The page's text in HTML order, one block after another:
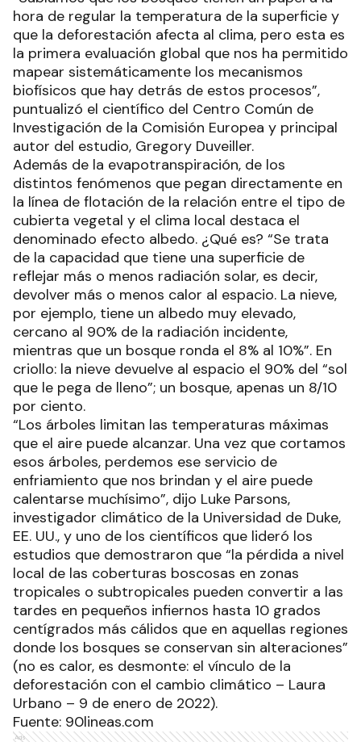
hora de regular la temperatura de la superficie y
que la deforestación afecta al clima, pero esta es
la primera evaluación global que nos ha permitido
mapear sistemáticamente los mecanismos
biofísicos que hay detrás de estos procesos”,
puntualizó el científico del Centro Común de
Investigación de la Comisión Europea y principal
autor del estudio, Gregory Duveiller.
Además de la evapotranspiración, de los
distintos fenómenos que pegan directamente en
la línea de flotación de la relación entre el tipo de
cubierta vegetal y el clima local destaca el
denominado efecto albedo. ¿Qué es? “Se trata
de la capacidad que tiene una superficie de
reflejar más o menos radiación solar, es decir,
devolver más o menos calor al espacio. La nieve,
por ejemplo, tiene un albedo muy elevado,
cercano al 90% de la radiación incidente,
mientras que un bosque ronda el 8% al 10%”. En
criollo: la nieve devuelve al espacio el 90% del “sol
que le pega de lleno”; un bosque, apenas un 8/10
por ciento.
“Los árboles limitan las temperaturas máximas
que el aire puede alcanzar. Una vez que cortamos
esos árboles, perdemos ese servicio de
enfriamiento que nos brindan y el aire puede
calentarse muchísimo”, dijo Luke Parsons,
investigador climático de la Universidad de Duke,
EE. UU., y uno de los científicos que lideró los
estudios que demostraron que “la pérdida a nivel
local de las coberturas boscosas en zonas
tropicales o subtropicales pueden convertir a las
tardes en pequeños infiernos hasta 10 grados
centígrados más cálidos que en aquellas regiones
donde los bosques se conservan sin alteraciones”
(no es calor, es desmonte: el vínculo de la
deforestación con el cambio climático – Laura
Urbano – 9 de enero de 2022).
Fuente: 90lineas.com
Ads